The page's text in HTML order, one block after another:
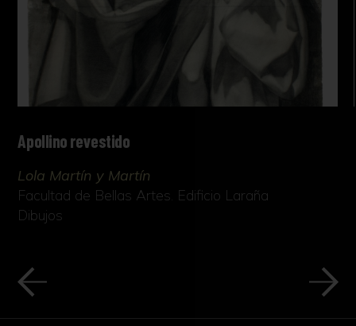
Apollino revestido
Lola Martín y Martín
Facultad de Bellas Artes. Edificio Laraña
Dibujos